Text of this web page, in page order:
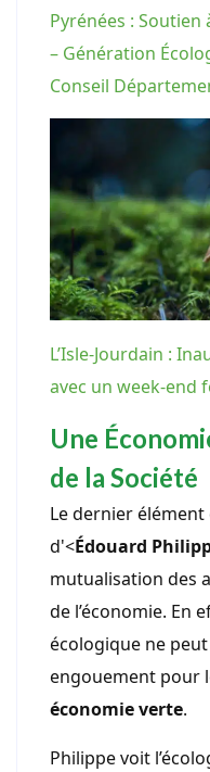
Pyrénées : Soutien
– Génération
Conseil
L’Isle-Jourdain :
avec un week-end
Une
de la Société
Le dernier
d'<Édouard
mutualisation des
de l’économie. En
écologique ne
engouement pour
économie verte.
Philippe voit